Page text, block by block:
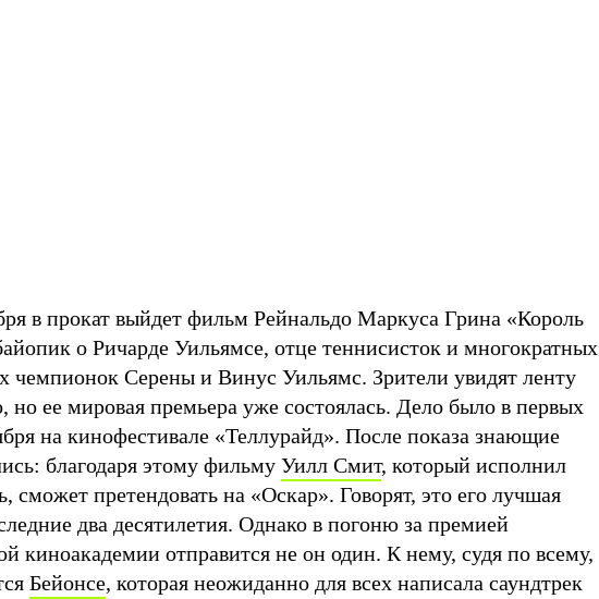
в прокат выйдет фильм Рейнальдо Маркуса Грина «Король
о Ричарде Уильямсе, отце теннисисток и многократных
чемпионок Серены и Винус Уильямс. Зрители увидят ленту
но ее мировая премьера уже состоялась. Дело было в первых
на кинофестивале «Теллурайд». После показа знающие
благодаря этому фильму Уилл Смит, который исполнил
сможет претендовать на «Оскар». Говорят, это его лучшая
два десятилетия. Однако в погоню за премией
киноакадемии отправится не он один. К нему, судя по всему,
Бейонсе, которая неожиданно для всех написала саундтрек